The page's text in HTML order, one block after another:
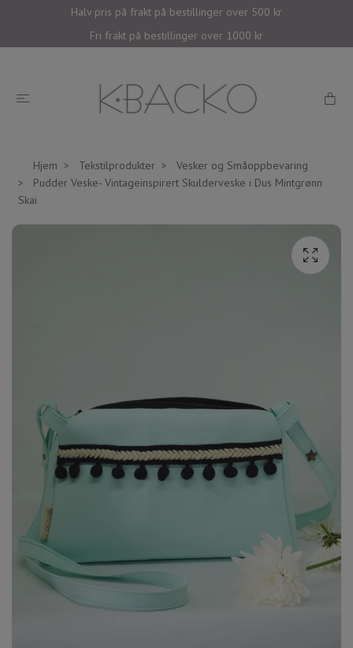
Halv pris på frakt på bestillinger over 500 kr
Fri frakt på bestillinger over 1000 kr
Hjem Tekstilprodukter
Vesker og Småoppbevaring
Pudder Veske- Vintageinspirert Skulderveske i Dus Mintgrønn
Skai